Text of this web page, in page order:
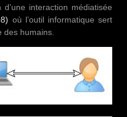
interaction médiatisée
où l’outil informatique sert
humains.